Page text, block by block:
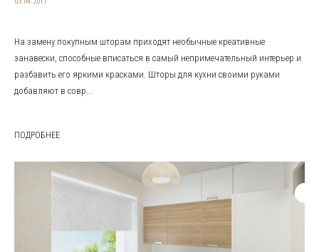
На замену покупным шторам приходят необычные креативные
занавески, способные вписаться в самый непримечательный интерьер и
разбавить его яркими красками. Шторы для кухни своими руками
добавляют в совр...
ПОДРОБНЕЕ